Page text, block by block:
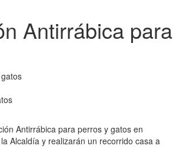
Antirrábica para
Antirrábica para perros y gatos en
Alcaldía y realizarán un recorrido casa a